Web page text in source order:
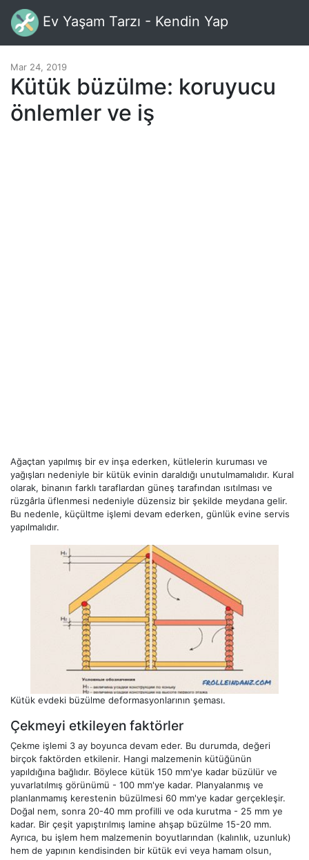
Ev Yaşam Tarzı - Kendin Yap
Mar 24, 2019
Kütük büzülme: koruyucu
önlemler ve iş
Ağaçtan yapılmış bir ev inşa ederken, kütlelerin kuruması ve
yağışları nedeniyle bir kütük evinin daraldığı unutulmamalıdır. Kural
olarak, binanın farklı taraflardan güneş tarafından ısıtılması ve
rüzgârla üflenmesi nedeniyle düzensiz bir şekilde meydana gelir.
Bu nedenle, küçültme işlemi devam ederken, günlük evine servis
yapılmalıdır.
Kütük evdeki büzülme deformasyonlarının şeması.
Çekmeyi etkileyen faktörler
Çekme işlemi 3 ay boyunca devam eder. Bu durumda, değeri
birçok faktörden etkilenir. Hangi malzemenin kütüğünün
yapıldığına bağlıdır. Böylece kütük 150 mm'ye kadar büzülür ve
yuvarlatılmış görünümü - 100 mm'ye kadar. Planyalanmış ve
planlanmamış kerestenin büzülmesi 60 mm'ye kadar gerçekleşir.
Doğal nem, sonra 20-40 mm profilli ve oda kurutma - 25 mm ye
kadar. Bir çeşit yapıştırılmış lamine ahşap büzülme 15-20 mm.
Ayrıca, bu işlem hem malzemenin boyutlarından (kalınlık, uzunluk)
hem de yapının kendisinden bir kütük evi veya hamam olsun,